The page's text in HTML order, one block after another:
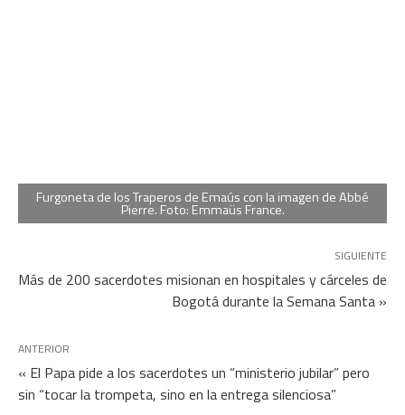
Furgoneta de los Traperos de Emaús con la imagen de Abbé
Pierre. Foto: Emmaüs France.
SIGUIENTE
Más de 200 sacerdotes misionan en hospitales y cárceles de
Bogotá durante la Semana Santa »
ANTERIOR
« El Papa pide a los sacerdotes un “ministerio jubilar” pero
sin “tocar la trompeta, sino en la entrega silenciosa”